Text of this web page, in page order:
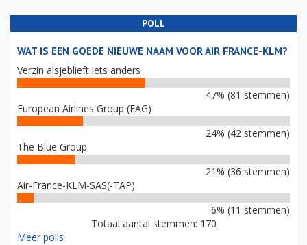
POLL
WAT IS EEN GOEDE NIEUWE NAAM VOOR AIR FRANCE-KLM?
Verzin alsjeblieft iets anders
47% (81 stemmen)
European Airlines Group (EAG)
24% (42 stemmen)
The Blue Group
21% (36 stemmen)
Air-France-KLM-SAS(-TAP)
6% (11 stemmen)
Totaal aantal stemmen: 170
Meer polls